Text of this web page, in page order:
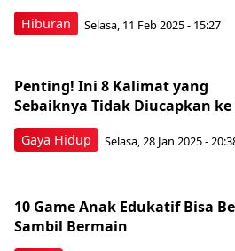
Hiburan Selasa, 11 Feb 2025 - 15:27
Gaya Hidup
Penting! Ini 8 Kalimat yang
Sebaiknya Tidak Diucapkan
Selasa, 28 Jan 2025 -
10 Game Anak Edukatif Bisa
Sambil Bermain